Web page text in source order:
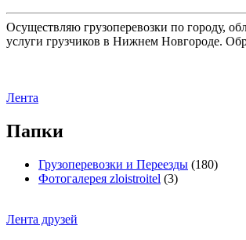
Осуществляю грузоперевозки по городу,
услуги грузчиков в Нижнем Новгороде.
Лента
Папки
Грузоперевозки и Переезды (180)
Фотогалерея zloistroitel (3)
Лента друзей